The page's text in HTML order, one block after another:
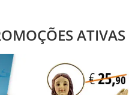
ATIVAS